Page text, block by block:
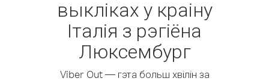
выкліках у краіну
Італія з рэгіёна
Люксембург
Viber Out — гэта больш хвілін за